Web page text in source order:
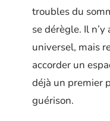
troubles du
se dérègle. Il n’y
universel, mais
accorder un
déjà un premier
guérison.